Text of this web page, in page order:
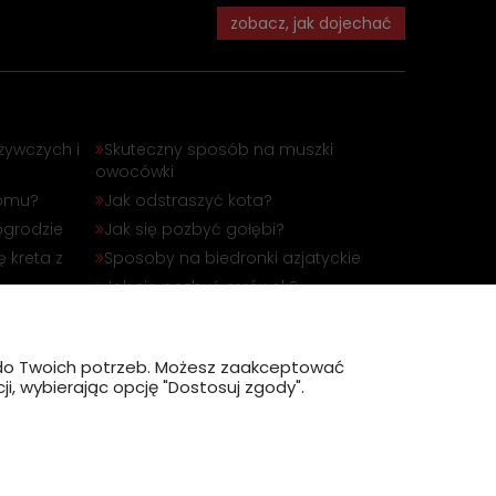
zobacz, jak dojechać
i
kreta z
Skuteczny sposób na muszki
owocówki
Jak odstraszyć kota?
Jak się pozbyć gołębi?
Sposoby na biedronki azjatyckie
Jak się pozbyć mrówek?
Twoich potrzeb. Możesz zaakceptować
wybierając opcję "Dostosuj zgody".